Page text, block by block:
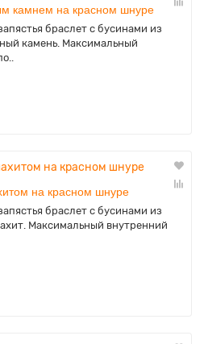
камнем на красном шнуре
браслет с бусинами из
камень. Максимальный
на красном шнуре
браслет с бусинами из
Максимальный внутренний